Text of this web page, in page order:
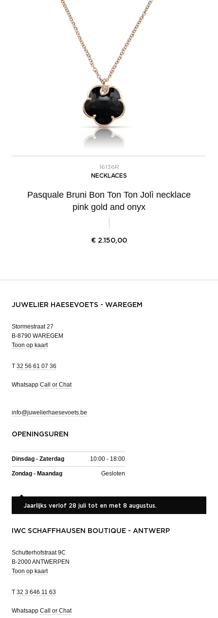
16136R
NECKLACES
Pasquale Bruni Bon Ton Ton Jolì necklace
pink gold and onyx
€ 2.150,00
JUWELIER HAESEVOETS - WAREGEM
Stormestraat 27
B-8790 WAREGEM
Toon op kaart
T 32 56 61 07 36
Whatsapp Call or Chat
info@juwelierhaesevoets.be
OPENINGSUREN
Dinsdag - Zaterdag 10:00 - 18:00
Zondag - Maandag Gesloten
Jaarlijks verlof 28 juli tot en met 8 augustus.
IWC SCHAFFHAUSEN BOUTIQUE - ANTWERP
Schutterhofstraat 9C
B-2000 ANTWERPEN
Toon op kaart
T 32 3 646 11 63
Whatsapp Call or Chat